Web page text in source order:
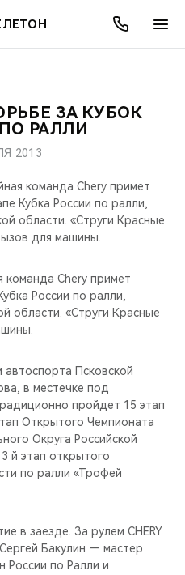
ЗА КУБОК
РАЛЛИ
2013
команда Chery примет
Кубка России по ралли,
области. «Струги Красные
для машины.
команда Chery примет
России по ралли,
области. «Струги Красные
Псковской
в местечке под
пройдет 15 этап
Открытого Чемпионата
Округа Российской
й этап открытого
по ралли «Трофей
в заезде. За рулем CHERY
Бакулин — мастер
России по Ралли и